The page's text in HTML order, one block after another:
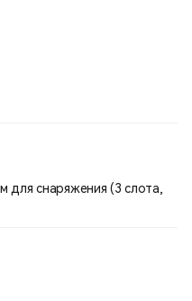
для снаряжения (3 слота,